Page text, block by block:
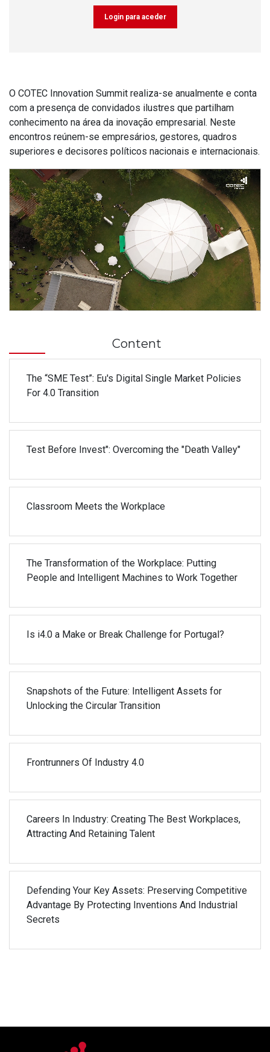
Login para aceder
O COTEC Innovation Summit realiza-se anualmente e conta
com a presença de convidados ilustres que partilham
conhecimento na área da inovação empresarial. Neste
encontros reúnem-se empresários, gestores, quadros
superiores e decisores políticos nacionais e internacionais.
​ Content
The “SME Test”: Eu's Digital Single Market Policies
For 4.0 Transition
Test Before Invest": Overcoming the "Death Valley"
Classroom Meets the Workplace
The Transformation of the Workplace: Putting
People and Intelligent Machines to Work Together
Is i4.0 a Make or Break Challenge for Portugal?
Snapshots of the Future: Intelligent Assets for
Unlocking the Circular Transition
Frontrunners Of Industry 4.0
Careers In Industry: Creating The Best Workplaces,
Attracting And Retaining Talent
Defending Your Key Assets: Preserving Competitive
Advantage By Protecting Inventions And Industrial
Secrets